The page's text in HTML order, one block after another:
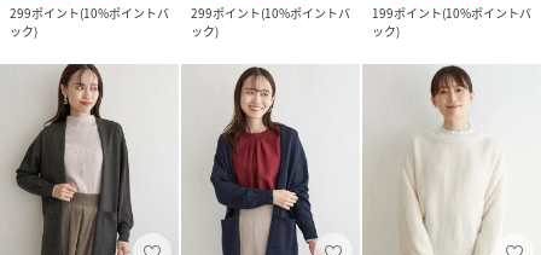
299ポイント(10%ポイントバ
ック)
299ポイント(10%ポイントバ
ック)
199ポイント(10%ポイントバ
ック)